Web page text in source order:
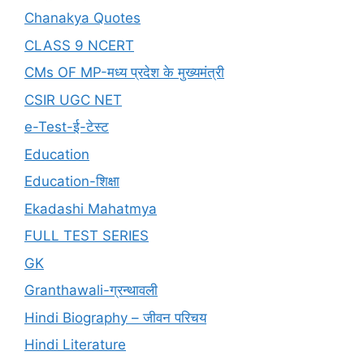
Chanakya Quotes
CLASS 9 NCERT
CMs OF MP-मध्य प्रदेश के मुख्यमंत्री
CSIR UGC NET
e-Test-ई-टेस्ट
Education
Education-शिक्षा
Ekadashi Mahatmya
FULL TEST SERIES
GK
Granthawali-ग्रन्थावली
Hindi Biography – जीवन परिचय
Hindi Literature